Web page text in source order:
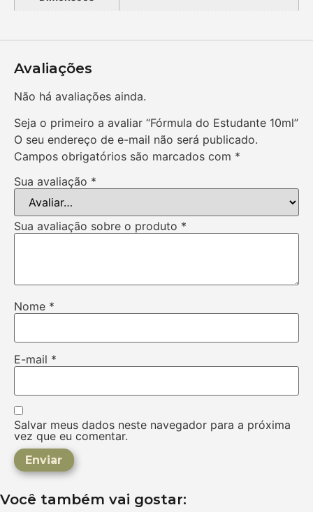
Avaliações
Não há avaliações ainda.
Seja o primeiro a avaliar “Fórmula do Estudante 10ml”
O seu endereço de e-mail não será publicado.
Campos obrigatórios são marcados com *
Sua avaliação *
Sua avaliação sobre o produto *
Nome *
E-mail *
Salvar meus dados neste navegador para a próxima
vez que eu comentar.
Você também vai gostar: